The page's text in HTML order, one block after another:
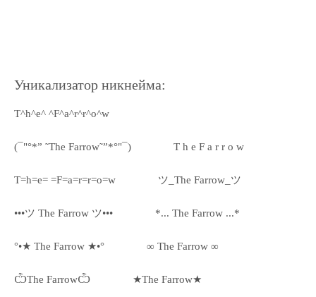
Уникализатор никнейма:
T^h^e^ ^F^a^r^r^o^w
(¯"°*” ˜The Farrow˜”*°"¯) T h e F a r r o w
T=h=e= =F=a=r=r=o=w ツ_The Farrow_ツ
•••ツ The Farrow ツ••• *... The Farrow ...*
°•★ The Farrow ★•° ∞ The Farrow ∞
ѼThe FarrowѼ ★The Farrow★